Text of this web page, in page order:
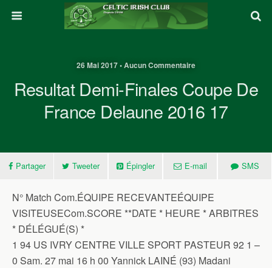
26 Mai 2017 • Aucun Commentaire
Resultat Demi-Finales Coupe De
France Delaune 2016 17
Partager Tweeter Épingler E-mail SMS
N° Match Com.ÉQUIPE RECEVANTEÉQUIPE
VISITEUSECom.SCORE **DATE * HEURE * ARBITRES
* DÉLÉGUÉ(S) *
1 94 US IVRY CENTRE VILLE SPORT PASTEUR 92 1 –
0 Sam. 27 mai 16 h 00 Yannick LAINÉ (93) Madani